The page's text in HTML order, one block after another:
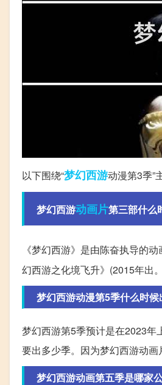
以下围绕“梦幻西游动漫第3季”
梦幻西游动画片第三部什么
《梦幻西游》是由陈奋执导的
幻西游之化境飞升》(2015年出。
梦幻西游动漫第5季什么时候
梦幻西游第5季预计是在2023年
要出多少季。因为梦幻西游动画
梦幻西游动画第五季是哪家